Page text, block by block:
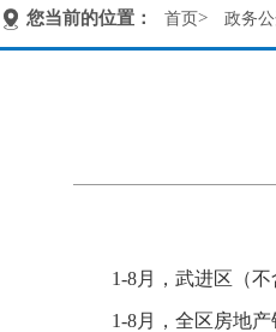
您当前的位置： 首页> 政务
1-8月，武进区（
1-8月，全区房地